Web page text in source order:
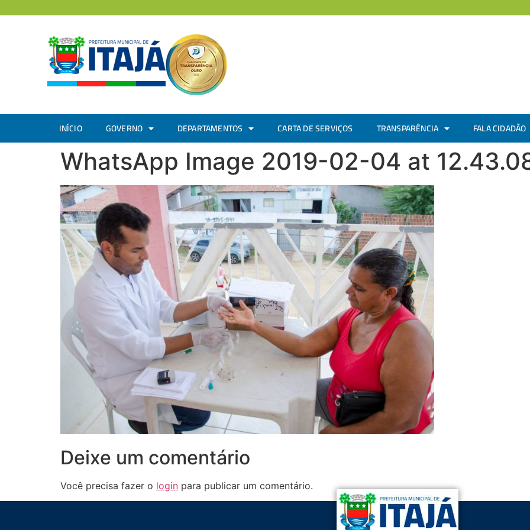
INÍCIO GOVERNO DEPARTAMENTOS CARTA DE SERVIÇOS TRANSPARÊNCIA FALA CIDADÃO
WhatsApp Image 2019-02-04 at
Deixe um comentário
Você precisa fazer o login para publicar um comentário.